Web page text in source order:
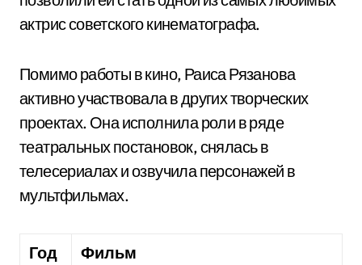
актрис советского кинематографа.
Помимо работы в кино, Раиса Рязанова
активно участвовала в других творческих
проектах. Она исполнила роли в ряде
театральных постановок, снялась в
телесериалах и озвучила персонажей в
мультфильмах.
Год
Фильм